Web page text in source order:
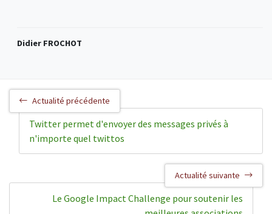
Didier FROCHOT
Actualité précédente
Twitter permet d'envoyer des messages privés à
n'importe quel twittos
Actualité suivante
Le Google Impact Challenge pour soutenir les